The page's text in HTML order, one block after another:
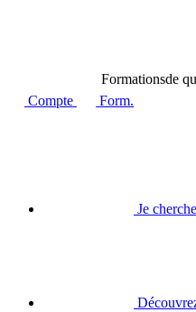
Formationsde
Compte
Form.
Je